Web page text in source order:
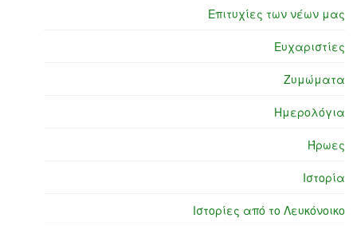
Επιτυχίες των νέων μας
Ευχαριστίες
Ζυμώματα
Ημερολόγια
Ήρωες
Ιστορία
Ιστορίες από το Λευκόνοικο